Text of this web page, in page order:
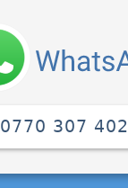
0770 307 402